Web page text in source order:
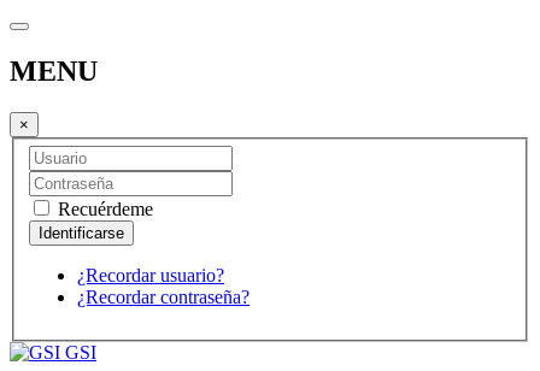
MENU
×
Recuérdeme
¿Recordar usuario?
¿Recordar contraseña?
GSI